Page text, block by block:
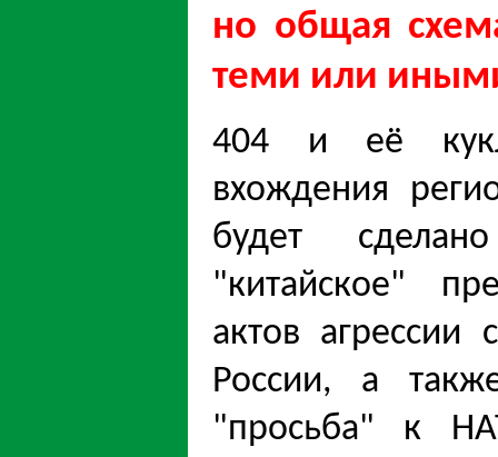
но общая
теми или
404 и еë
вхождения
будет
"китайское"
актов
России, а
"просьба" к